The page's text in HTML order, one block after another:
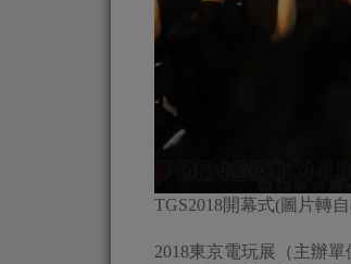
TGS2018開幕式(圖片轉自
2018東京電玩展（主辦